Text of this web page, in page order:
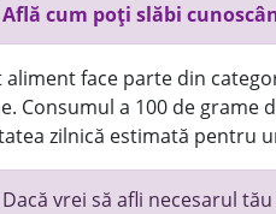
Află cum poți slăbi
aliment face parte din
Consumul a 100 de grame
zilnică estimată pentru
Dacă vrei să afli necesarul